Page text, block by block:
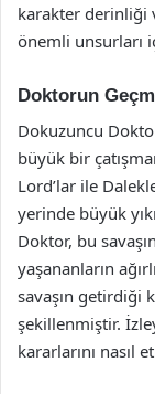
karakter derinliği
önemli unsurları
Doktorun
Dokuzuncu
büyük bir
Lord’lar ile
yerinde büyük
Doktor, bu
yaşananların
savaşın getirdiği
şekillenmiştir.
kararlarını nasıl